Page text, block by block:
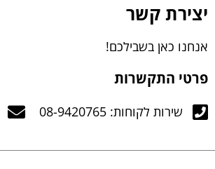
יצירת קשר
אנחנו כאן בשבילכם!
פרטי התקשרות
שירות לקוחות: 08-9420765